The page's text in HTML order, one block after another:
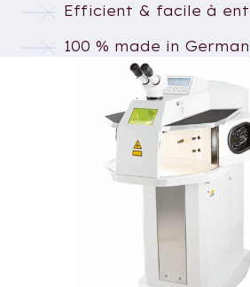
Efficient & facile à
100 % made in